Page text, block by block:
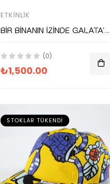
ETKINLIK
Bir binanın izinde Galata’nın 165 yılı: Postane bina turu
(0)
₺1,500.00
STOKLAR TÜKENDI